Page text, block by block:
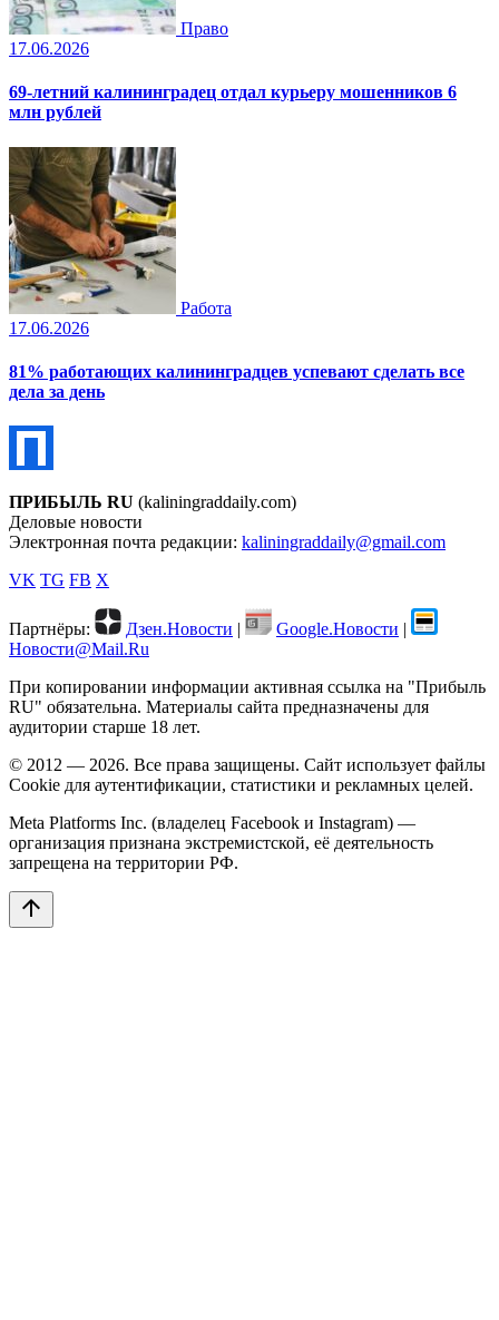
Право
17.06.2026
69-летний калининградец отдал курьеру мошенников 6
млн рублей
Работа
17.06.2026
81% работающих калининградцев успевают сделать все
дела за день
ПРИБЫЛЬ RU (kaliningraddaily.com)
Деловые новости
Электронная почта редакции: kaliningraddaily@gmail.com
VK TG FB X
Партнёры: Дзен.Новости | Google.Новости |
Новости@Mail.Ru
При копировании информации активная ссылка на "Прибыль
RU" обязательна. Материалы сайта предназначены для
аудитории старше 18 лет.
© 2012 — 2026. Все права защищены. Сайт использует файлы
Cookie для аутентификации, статистики и рекламных целей.
Meta Platforms Inc. (владелец Facebook и Instagram) —
организация признана экстремистской, её деятельность
запрещена на территории РФ.
arrow_upward